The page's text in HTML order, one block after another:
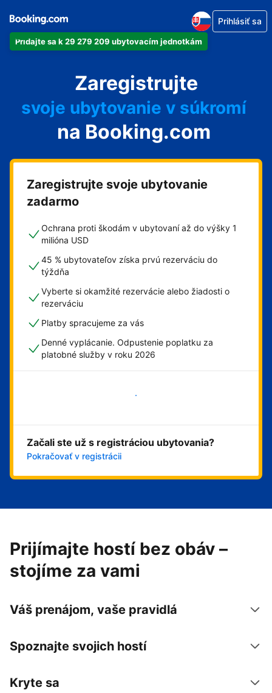
Pridajte sa k 29 279 209 ubytovacím jednotkám
Prihlásiť sa
Zaregistrujte
svoj hotel
svoje ubytovanie v súkromí
svoj penzión
svoje bed and breakfast
na Booking.com
Zaregistrujte svoje ubytovanie
zadarmo
Ochrana proti škodám v ubytovaní až do výšky 1
milióna USD
45 % ubytovateľov získa prvú rezerváciu do
týždňa
Vyberte si okamžité rezervácie alebo žiadosti o
rezerváciu
Platby spracujeme za vás
Denné vyplácanie. Odpustenie poplatku za
platobné služby v roku 2026
Začali ste už s registráciou ubytovania?
Pokračovať v registrácii
Prijímajte hostí bez obáv –
stojíme za vami
Váš prenájom, vaše pravidlá
Spoznajte svojich hostí
Kryte sa